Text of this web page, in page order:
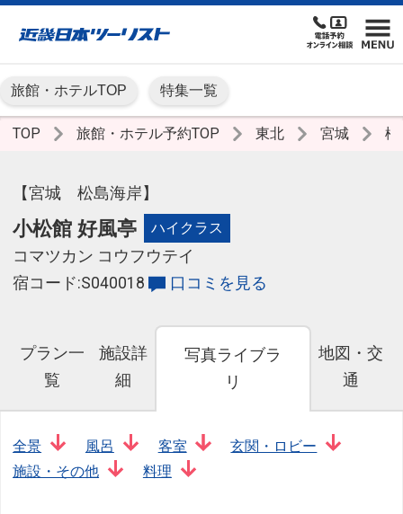
旅館・ホテルTOP 特集一覧
TOP 旅館・ホテル予約TOP 東北 宮城
【宮城 松島海岸】
小松館 好風亭 ハイクラス
コマツカン コウフウテイ
宿コード:S040018
口コミを見る
プラン一
覧
施設詳
細
写真ライブラ
リ
地図・交
通
全景 風呂 客室
玄関・ロビー
施設・その他
料理